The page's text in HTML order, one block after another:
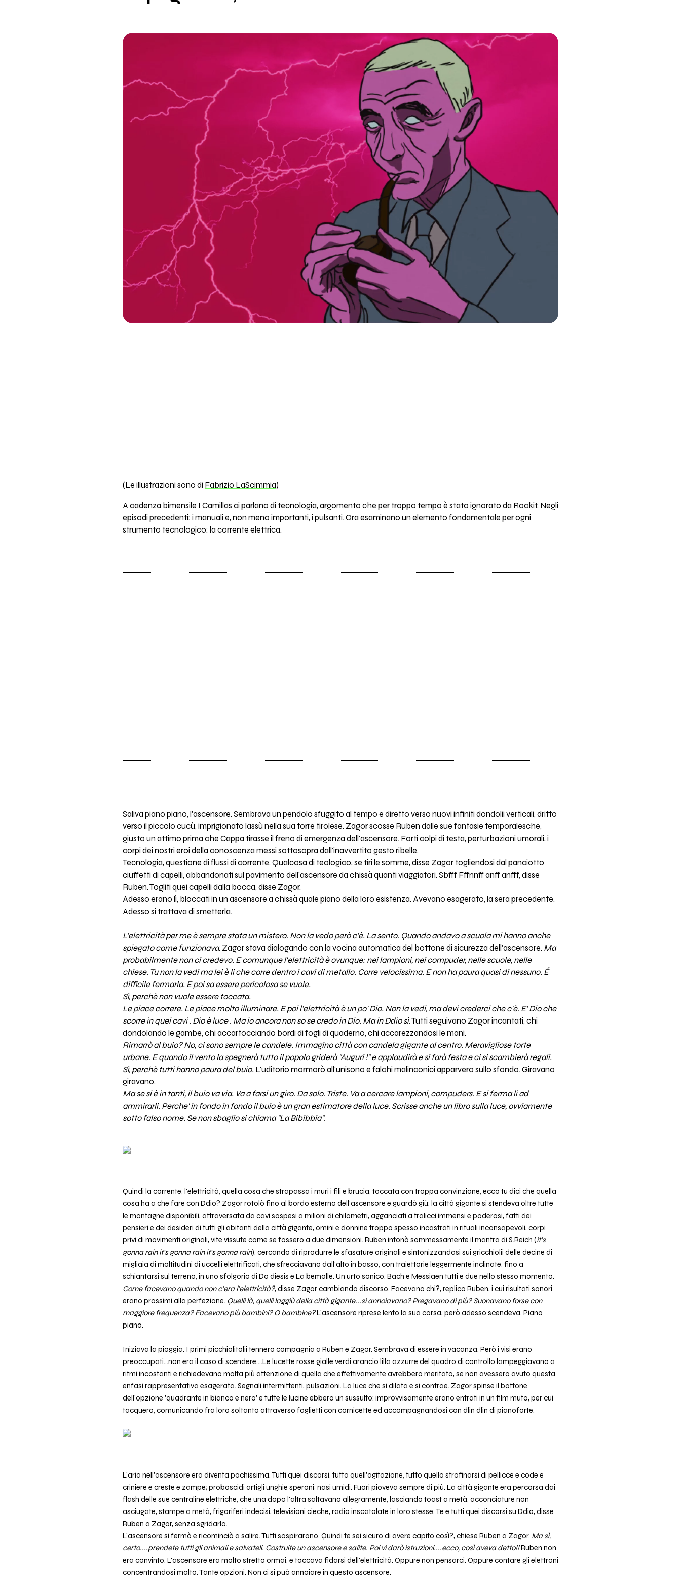
(Le illustrazioni sono di Fabrizio LaScimmia)
A cadenza bimensile I Camillas ci parlano di tecnologia, argomento che per troppo tempo è stato ignorato da Rockit. Negli
episodi precedenti: i manuali e, non meno importanti, i pulsanti. Ora esaminano un elemento fondamentale per ogni
strumento tecnologico: la corrente elettrica.
Saliva piano piano, l'ascensore. Sembrava un pendolo sfuggito al tempo e diretto verso nuovi infiniti dondolii verticali, dritto
verso il piccolo cucù, imprigionato lassù nella sua torre tirolese. Zagor scosse Ruben dalle sue fantasie temporalesche,
giusto un attimo prima che Cappa tirasse il freno di emergenza dell'ascensore. Forti colpi di testa, perturbazioni umorali, i
corpi dei nostri eroi della conoscenza messi sottosopra dall'inavvertito gesto ribelle.
Tecnologia, questione di flussi di corrente. Qualcosa di teologico, se tiri le somme, disse Zagor togliendosi dal panciotto
ciuffetti di capelli, abbandonati sul pavimento dell'ascensore da chissà quanti viaggiatori. Sbfff Fffnnff anff anfff, disse
Ruben. Togliti quei capelli dalla bocca, disse Zagor.
Adesso erano lì, bloccati in un ascensore a chissà quale piano della loro esistenza. Avevano esagerato, la sera precedente.
Adesso si trattava di smetterla.
L'elettricità per me è sempre stata un mistero. Non la vedo però c'è. La sento. Quando andavo a scuola mi hanno anche
spiegato come funzionava. Zagor stava dialogando con la vocina automatica del bottone di sicurezza dell'ascensore. Ma
probabilmente non ci credevo. E comunque l'elettricità è ovunque: nei lampioni, nei compuder, nelle scuole, nelle
chiese. Tu non la vedi ma lei è li che corre dentro i cavi di metallo. Corre velocissima. E non ha paura quasi di nessuno. É
difficile fermarla. E poi sa essere pericolosa se vuole.
Sì, perchè non vuole essere toccata.
Le piace correre. Le piace molto illuminare. E poi l'elettricità è un po' Dio. Non la vedi, ma devi crederci che c'è. E' Dio che
scorre in quei cavi . Dio è luce . Ma io ancora non so se credo in Dio. Ma in Ddio sì.Tutti seguivano Zagor incantati, chi
dondolando le gambe, chi accartocciando bordi di fogli di quaderno, chi accarezzandosi le mani.
Rimarrò al buio? No, ci sono sempre le candele. Immagino città con candela gigante al centro. Meravigliose torte
urbane. E quando il vento la spegnerà tutto il popolo griderà "Auguri !" e applaudirà e si farà festa e ci si scambierà regali.
Sì, perchè tutti hanno paura del buio. L'uditorio mormorò all'unisono e falchi malinconici apparvero sullo sfondo. Giravano
giravano.
Ma se si è in tanti, il buio va via. Va a farsi un giro. Da solo. Triste. Va a cercare lampioni, compuders. E si ferma li ad
ammirarli. Perche' in fondo in fondo il buio è un gran estimatore della luce. Scrisse anche un libro sulla luce, ovviamente
sotto falso nome. Se non sbaglio si chiama "La Bibibbia".
Quindi la corrente, l'elettricità, quella cosa che strapassa i muri i fili e brucia, toccata con troppa convinzione, ecco tu dici che quella
cosa ha a che fare con Ddio? Zagor rotolò fino al bordo esterno dell'ascensore e guardò giù: la città gigante si stendeva oltre tutte
le montagne disponibili, attraversata da cavi sospesi a milioni di chilometri, agganciati a tralicci immensi e poderosi, fatti dei
pensieri e dei desideri di tutti gli abitanti della città gigante, omini e donnine troppo spesso incastrati in rituali inconsapevoli, corpi
privi di movimenti originali, vite vissute come se fossero a due dimensioni. Ruben intonò sommessamente il mantra di S.Reich (it's
gonna rain it's gonna rain it's gonna rain), cercando di riprodurre le sfasature originali e sintonizzandosi sui gricchiolii delle decine di
migliaia di moltitudini di uccelli elettrificati, che sfrecciavano dall'alto in basso, con traiettorie leggermente inclinate, fino a
schiantarsi sul terreno, in uno sfolgorio di Do diesis e La bemolle. Un urto sonico. Bach e Messiaen tutti e due nello stesso momento.
Come facevano quando non c'era l'elettricità?, disse Zagor cambiando discorso. Facevano chi?, replico Ruben, i cui risultati sonori
erano prossimi alla perfezione. Quelli là, quelli laggiù della città gigante...si annoiavano? Pregavano di più? Suonavano forse con
maggiore frequenza? Facevano più bambini? O bambine?L'ascensore riprese lento la sua corsa, però adesso scendeva. Piano
piano.
Iniziava la pioggia. I primi picchiolitolii tennero compagnia a Ruben e Zagor. Sembrava di essere in vacanza. Però i visi erano
preoccupati...non era il caso di scendere....Le lucette rosse gialle verdi arancio lilla azzurre del quadro di controllo lampeggiavano a
ritmi incostanti e richiedevano molta più attenzione di quella che effettivamente avrebbero meritato, se non avessero avuto questa
enfasi rappresentativa esagerata. Segnali intermittenti, pulsazioni. La luce che si dilata e si contrae. Zagor spinse il bottone
dell'opzione 'quadrante in bianco e nero' e tutte le lucine ebbero un sussulto: improvvisamente erano entrati in un film muto, per cui
tacquero, comunicando fra loro soltanto attraverso foglietti con cornicette ed accompagnandosi con dlin dlin di pianoforte.
L'aria nell'ascensore era diventa pochissima. Tutti quei discorsi, tutta quell'agitazione, tutto quello strofinarsi di pellicce e code e
criniere e creste e zampe; proboscidi artigli unghie speroni; nasi umidi. Fuori pioveva sempre di più. La città gigante era percorsa dai
flash delle sue centraline elettriche, che una dopo l'altra saltavano allegramente, lasciando toast a metà, acconciature non
asciugate, stampe a metà, frigoriferi indecisi, televisioni cieche, radio inscatolate in loro stesse. Te e tutti quei discorsi su Ddio, disse
Ruben a Zagor, senza sgridarlo.
L'ascensore si fermò e ricominciò a salire. Tutti sospirarono. Quindi te sei sicuro di avere capito così?, chiese Ruben a Zagor. Ma sì,
certo....prendete tutti gli animali e salvateli. Costruite un ascensore e salite. Poi vi darò istruzioni....ecco, così aveva detto!!Ruben non
era convinto. L'ascensore era molto stretto ormai, e toccava fidarsi dell'elettricità. Oppure non pensarci. Oppure contare gli elettroni
concentrandosi molto. Tante opzioni. Non ci si può annoiare in questo ascensore.